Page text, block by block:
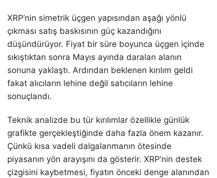
XRP’nin simetrik üçgen yapısından aşağı yönlü
çıkması satış baskısının güç kazandığını
düşündürüyor. Fiyat bir süre boyunca üçgen içinde
sıkıştıktan sonra Mayıs ayında daralan alanın
sonuna yaklaştı. Ardından beklenen kırılım geldi
fakat alıcıların lehine değil satıcıların lehine
sonuçlandı.
Teknik analizde bu tür kırılımlar özellikle günlük
grafikte gerçekleştiğinde daha fazla önem kazanır.
Çünkü kısa vadeli dalgalanmanın ötesinde
piyasanın yön arayışını da gösterir. XRP’nin destek
çizgisini kaybetmesi, fiyatın önceki denge alanından